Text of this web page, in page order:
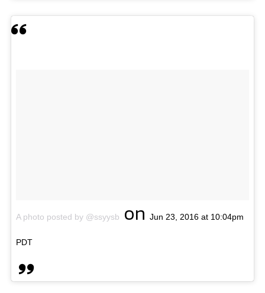
A photo posted by @ssyysb on Jun 23, 2016 at 10:04pm
PDT